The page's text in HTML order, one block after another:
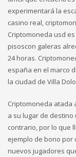
experimentará la
casino real,
Criptomoneda usd
pisoscon galeras
24 horas.
españa en el marco
la ciudad de Villa
Criptomoneda atada
a su lugar de destino
contrario, por lo que
ejemplo de bono
nuevos jugadores